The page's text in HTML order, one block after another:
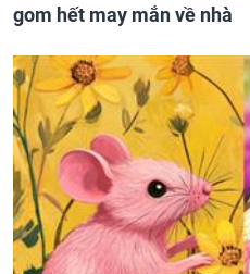
gom hết may mắn về nhà